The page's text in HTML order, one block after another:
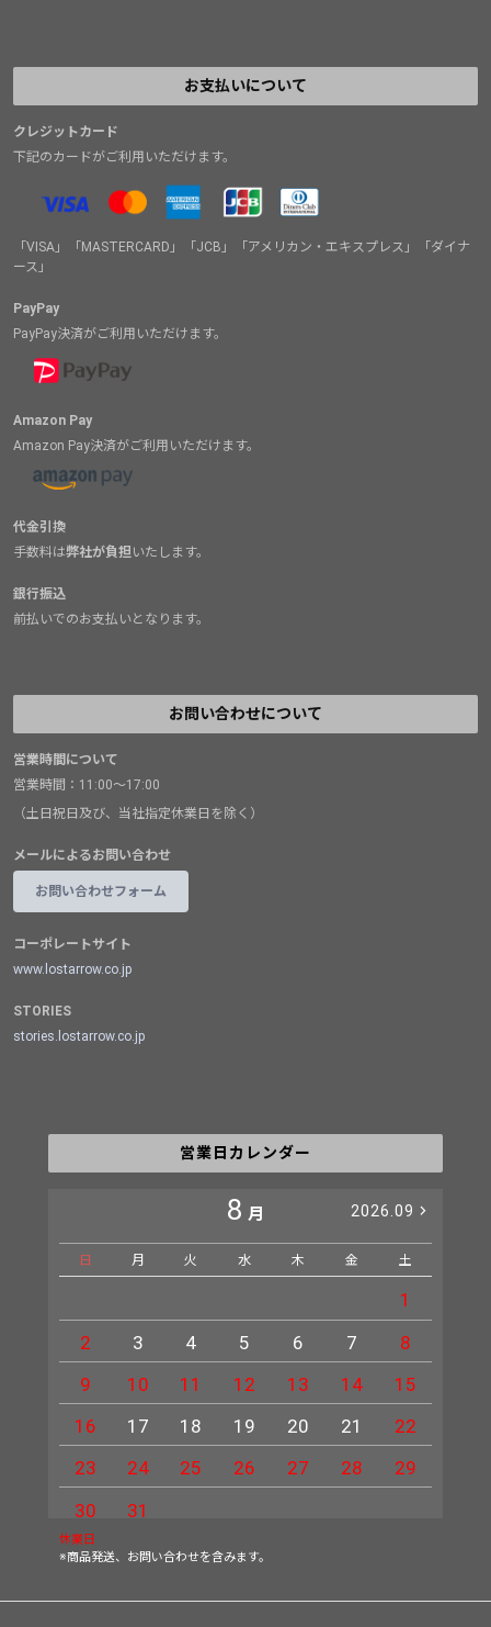
お支払いについて
クレジットカード
下記のカードがご利用いただけます。
「VISA」「MASTERCARD」「JCB」「アメリカン・エキスプレス」「ダイナ
ース」
PayPay
PayPay決済がご利用いただけます。
Amazon Pay
Amazon Pay決済がご利用いただけます。
代金引換
手数料は弊社が負担 いたします。
銀行振込
前払いでのお支払いとなります。
お問い合わせについて
営業時間について
営業時間：11:00～17:00
（土日祝日及び、当社指定休業日を除く）
メールによるお問い合わせ
お問い合わせフォーム
コーポレートサイト
www.lostarrow.co.jp
STORIES
stories.lostarrow.co.jp
営業日カレンダー
8 月 2026.09
日 月 火 水 木 金 土
1
2
3 4 5 6 7
8
9
10 11 12 13 14
15
16
17 18 19 20 21
22
23
24 25 26 27 28
29
30
31
休業日
※商品発送、お問い合わせを含みます。